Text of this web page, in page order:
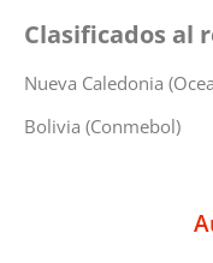
Clasificados al
Nueva Caledonia
Bolivia (Conmebol)